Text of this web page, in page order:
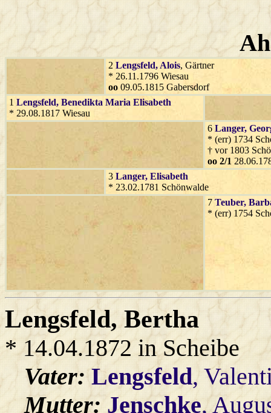
2 Lengsfeld, Alois, Gärtner
* 26.11.1796 Wiesau
oo 09.05.1815 Gabersdorf
1 Lengsfeld, Benedikta Maria Elisabeth
* 29.08.1817 Wiesau
6 Langer,
* (err) 1734
† vor 1803
oo 2/1
3 Langer, Elisabeth
* 23.02.1781 Schönwalde
7 Teuber,
* (err) 1754
Lengsfeld, Bertha
* 14.04.1872 in Scheibe
Vater:Lengsfeld,
Mutter: Jenschke,